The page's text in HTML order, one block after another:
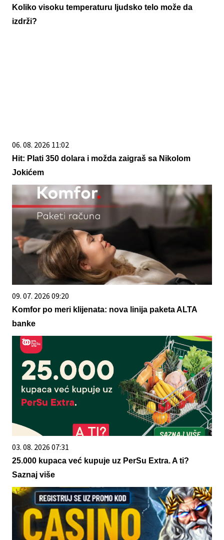
Koliko visoku temperaturu ljudsko telo može da
izdrži?
06. 08. 2026 11:02
Hit: Plati 350 dolara i možda zaigraš sa Nikolom
Jokićem
09. 07. 2026 09:20
Komfor po meri klijenata: nova linija paketa ALTA
banke
03. 08. 2026 07:31
25.000 kupaca već kupuje uz PerSu Extra. A ti?
Saznaj više